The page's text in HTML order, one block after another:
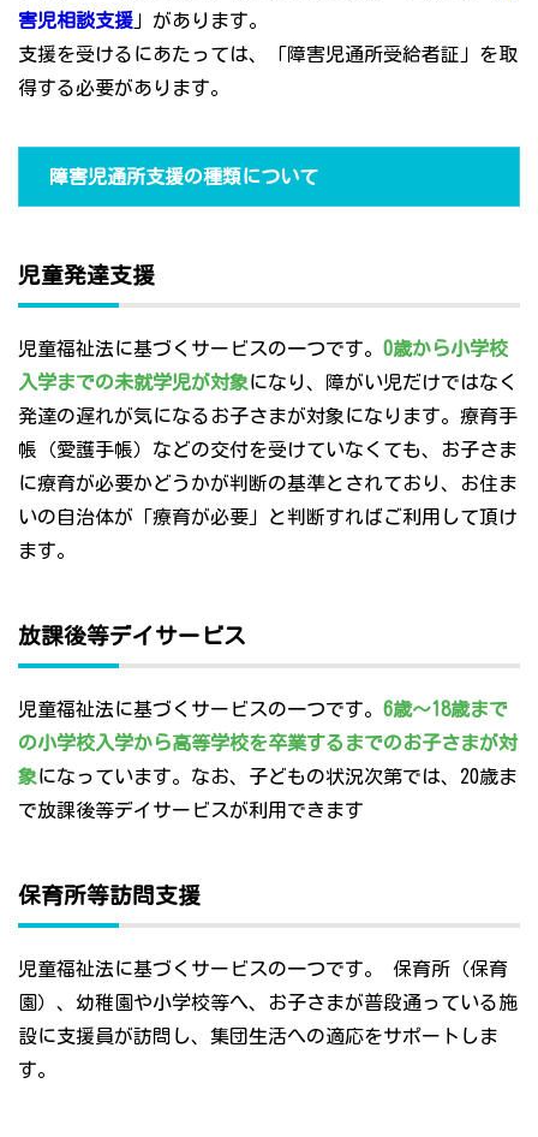
害児相談支援 」があります。
支援を受けるにあたっては、「障害児通所受給者証」を取
得する必要があります。
障害児通所支援の種類について
児童発達支援
児童福祉法に基づくサービスの一つです。 0歳から小学校
入学までの未就学児が対象になり、障がい児だけではなく
発達の遅れが気になるお子さまが対象になります。療育手
帳（愛護手帳）などの交付を受けていなくても、お子さま
に療育が必要かどうかが判断の基準とされており、お住ま
いの自治体が「療育が必要」と判断すればご利用して頂け
ます。
放課後等デイサービス
児童福祉法に基づくサービスの一つです。 6歳～18歳まで
の小学校入学から高等学校を卒業するまでのお子さまが対
象になっています。なお、子どもの状況次第では、20歳ま
で放課後等デイサービスが利用できます
保育所等訪問支援
児童福祉法に基づくサービスの一つです。 保育所（保育
園）、幼稚園や小学校等へ、お子さまが普段通っている施
設に支援員が訪問し、集団生活への適応をサポートしま
す。